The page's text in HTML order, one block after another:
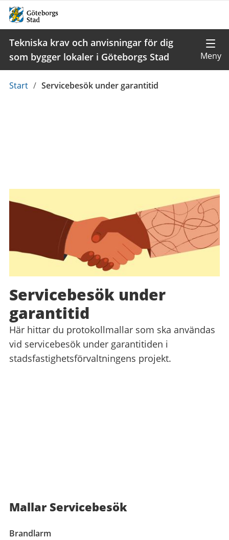
Tekniska krav och anvisningar för dig
som bygger lokaler i Göteborgs Stad
Du
Start / Servicebesök under garantitid
Servicebesök under
garantitid
Här hittar du protokollmallar som ska användas
vid servicebesök under garantitiden i
stadsfastighetsförvaltningens projekt.
Mallar Servicebesök
Brandlarm